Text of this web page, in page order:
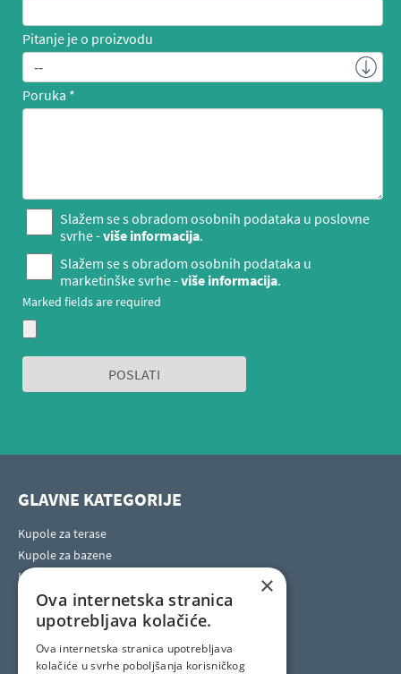
Pitanje je o proizvodu
Poruka
Slažem se s obradom osobnih podataka u poslovne
svrhe -više informacija.
Slažem se s obradom osobnih podataka u
marketinške svrhe -više informacija.
Marked fields are required
GLAVNE KATEGORIJE
Kupole za terase
Kupole za bazene
Kupole za masažne bazene
Horeca kupole za terase
SOCIAL SITES
×
Ova internetska stranica
upotrebljava kolačiće.
Ova internetska stranica upotrebljava
kolačiće u svrhe poboljšanja korisničkog